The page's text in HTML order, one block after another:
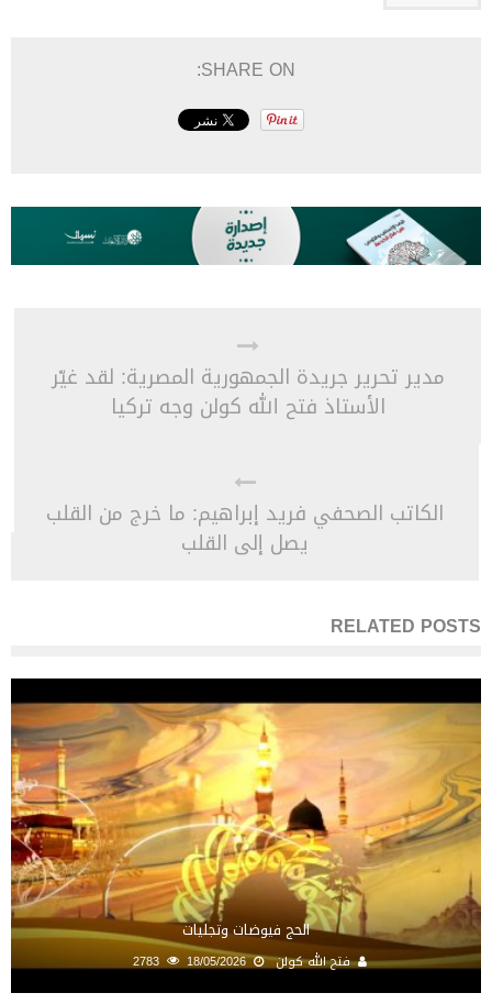
SHARE ON:
مدير تحرير جريدة الجمهورية المصرية: لقد غيّر
الأستاذ فتح الله كولن وجه تركيا
الكاتب الصحفي فريد إبراهيم: ما خرج من القلب
يصل إلى القلب
RELATED POSTS
الحج فيوضات وتجليات
فتح الله كولن 18/05/2026
2783